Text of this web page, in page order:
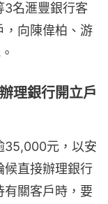
3名滙豐銀行客
，向陳偉柏、游
理銀行開立戶
35,000元，以安
候直接辦理銀行
有關客戶時，要